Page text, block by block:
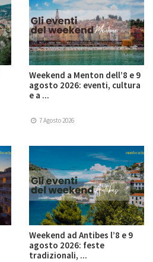
Weekend a Menton dell’8 e 9
agosto 2026: eventi, cultura
e a ...
7 Agosto 2026
Weekend ad Antibes l’8 e 9
agosto 2026: feste
tradizionali, ...